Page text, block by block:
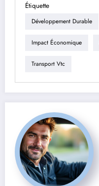
Étiquette
Développement Durable
Impact Économique
Transport Vtc